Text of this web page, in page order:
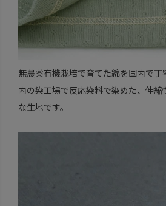
無農薬有機栽培で育てた綿を国内で
内の染工場で反応染料で染めた、伸縮
な生地です。